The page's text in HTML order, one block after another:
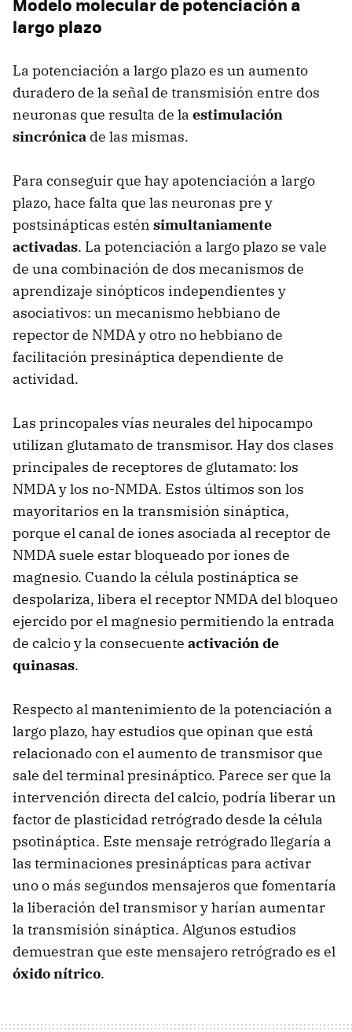
largo plazo
La potenciación a largo plazo es un aumento
duradero de la señal de transmisión entre dos
neuronas que resulta de la estimulación
sincrónica de las mismas.
Para conseguir que hay apotenciación a largo
plazo, hace falta que las neuronas pre y
postsinápticas estén simultaniamente
activadas. La potenciación a largo plazo se vale
de una combinación de dos mecanismos de
aprendizaje sinópticos independientes y
asociativos: un mecanismo hebbiano de
repector de NMDA y otro no hebbiano de
facilitación presináptica dependiente de
actividad.
Las princopales vías neurales del hipocampo
utilizan glutamato de transmisor. Hay dos clases
principales de receptores de glutamato: los
NMDA y los no-NMDA. Estos últimos son los
mayoritarios en la transmisión sináptica,
porque el canal de iones asociada al receptor de
NMDA suele estar bloqueado por iones de
magnesio. Cuando la célula postináptica se
despolariza, libera el receptor NMDA del bloqueo
ejercido por el magnesio permitiendo la entrada
de calcio y la consecuente activación de
quinasas.
Respecto al mantenimiento de la potenciación a
largo plazo, hay estudios que opinan que está
relacionado con el aumento de transmisor que
sale del terminal presináptico. Parece ser que la
intervención directa del calcio, podría liberar un
factor de plasticidad retrógrado desde la célula
psotináptica. Este mensaje retrógrado llegaría a
las terminaciones presinápticas para activar
uno o más segundos mensajeros que fomentaría
la liberación del transmisor y harían aumentar
la transmisión sináptica. Algunos estudios
demuestran que este mensajero retrógrado es el
óxido nítrico.